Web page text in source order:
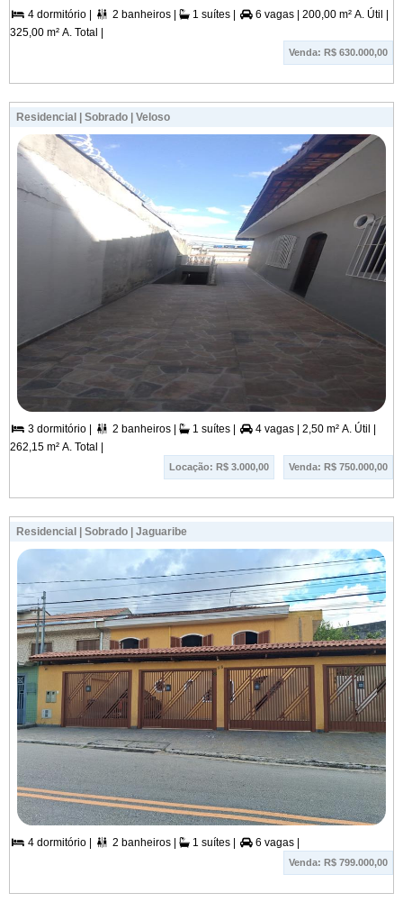
 4 dormitório |  2 banheiros | 1 suítes |  6 vagas |
200,00 m² A. Útil |
325,00 m² A. Total |
Venda: R$ 630.000,00
Residencial | Sobrado | Veloso
 3 dormitório |  2 banheiros | 1 suítes |  4 vagas | 2,50 m² A. Útil |
262,15 m² A. Total |
Venda: R$ 750.000,00
Locação: R$ 3.000,00
Residencial | Sobrado | Jaguaribe
 4 dormitório |  2 banheiros | 1 suítes |  6 vagas |
Venda: R$ 799.000,00